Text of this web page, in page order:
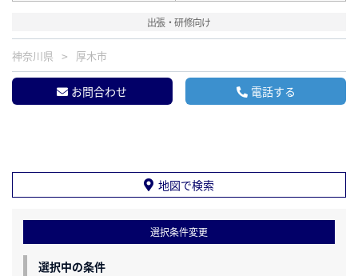
出張・研修向け
神奈川県 厚木市
お問合わせ 電話する
地図で検索
選択条件変更
選択中の条件